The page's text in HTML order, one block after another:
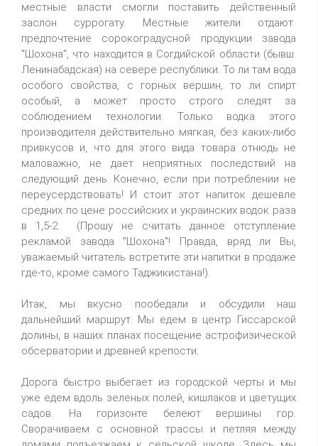
местные власти смогли поставить действенный
заслон суррогату. Местные жители отдают
предпочтение сорокоградусной продукции завода
"Шохона", что находится в Согдийской области (бывш.
Ленинабадская) на севере республики. То ли там вода
особого свойства, с горных вершин, то ли спирт
особый, а может просто строго следят за
соблюдением технологии. Только водка этого
производителя действительно мягкая, без каких-либо
привкусов и, что для этого вида товара отнюдь не
маловажно, не дает неприятных последствий на
следующий день. Конечно, если при потреблении не
переусердствовать! И стоит этот напиток дешевле
средних по цене российских и украинских водок раза
в 1,5-2. (Прошу не считать данное отступление
рекламой завода "Шохона"! Правда, вряд ли Вы,
уважаемый читатель встретите эти напитки в продаже
где-то, кроме самого Таджикистана!).
Итак, мы вкусно пообедали и обсудили наш
дальнейший маршрут. Мы едем в центр Гиссарской
долины, в наших планах посещение астрофизической
обсерватории и древней крепости.
Дорога быстро выбегает из городской черты и мы
уже едем вдоль зеленых полей, кишлаков и цветущих
садов. На горизонте белеют вершины гор.
Сворачиваем с основной трассы и петляя между